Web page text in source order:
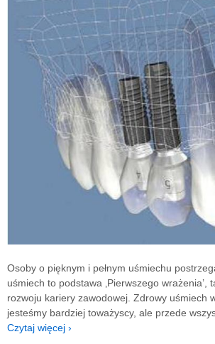
Osoby o pięknym i pełnym uśmiechu
uśmiech to podstawa ‚Pierwszego
rozwoju kariery zawodowej. Zdrowy uśmiech
jesteśmy bardziej toważyscy, ale przede
Czytaj więcej ›